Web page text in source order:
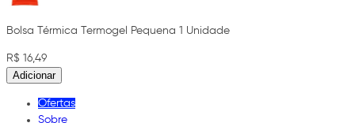
Bolsa Térmica Termogel Pequena 1 Unidade
R$ 16,49
Adicionar
Ofertas
Sobre